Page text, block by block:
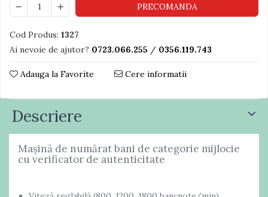
PRECOMANDA
Cod Produs: 1327
Ai nevoie de ajutor? 0723.066.255 / 0356.119.743
Adauga la Favorite Cere informatii
Descriere
Maşină de numărat bani de categorie mijlocie
cu verificator de autenticitate